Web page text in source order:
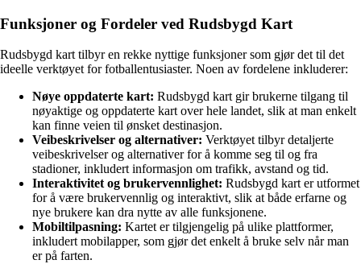
Funksjoner og Fordeler ved Rudsbygd Kart
Rudsbygd kart tilbyr en rekke nyttige funksjoner som gjør det til det
ideelle verktøyet for fotballentusiaster. Noen av fordelene inkluderer:
Nøye oppdaterte kart: Rudsbygd kart gir brukerne tilgang til
nøyaktige og oppdaterte kart over hele landet, slik at man enkelt
kan finne veien til ønsket destinasjon.
Veibeskrivelser og alternativer: Verktøyet tilbyr detaljerte
veibeskrivelser og alternativer for å komme seg til og fra
stadioner, inkludert informasjon om trafikk, avstand og tid.
Interaktivitet og brukervennlighet: Rudsbygd kart er utformet
for å være brukervennlig og interaktivt, slik at både erfarne og
nye brukere kan dra nytte av alle funksjonene.
Mobiltilpasning: Kartet er tilgjengelig på ulike plattformer,
inkludert mobilapper, som gjør det enkelt å bruke selv når man
er på farten.